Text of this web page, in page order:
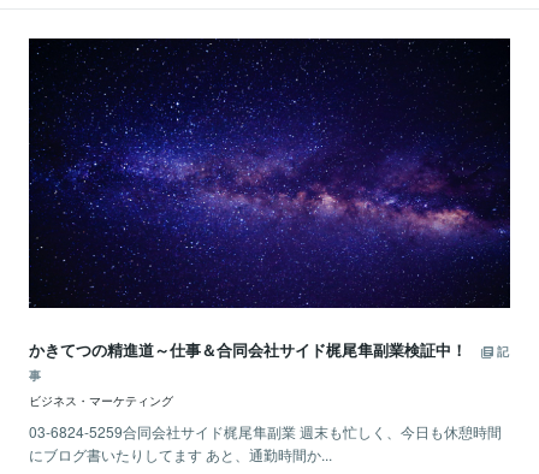
かきてつの精進道～仕事＆合同会社サイド梶尾隼副業検証中！
記
事
ビジネス・マーケティング
03-6824-5259合同会社サイド梶尾隼副業 週末も忙しく、今日も休憩時間
にブログ書いたりしてます あと、通勤時間か...